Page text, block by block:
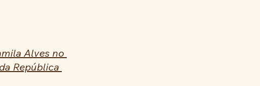
Alves no
República